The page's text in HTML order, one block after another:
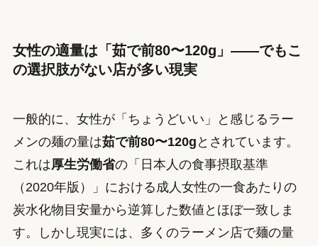
女性の適量は「茹で前80〜120g」——でもこ
の選択肢がない店が多い現実
一般的に、女性が「ちょうどいい」と感じるラー
メンの麺の量は茹で前80〜120g とされています。
これは厚生労働省の「日本人の食事摂取基準
（2020年版）」における成人女性の一食あたりの
炭水化物目安量から逆算した数値とほぼ一致しま
す。しかし現実には、多くのラーメン店で麺の量